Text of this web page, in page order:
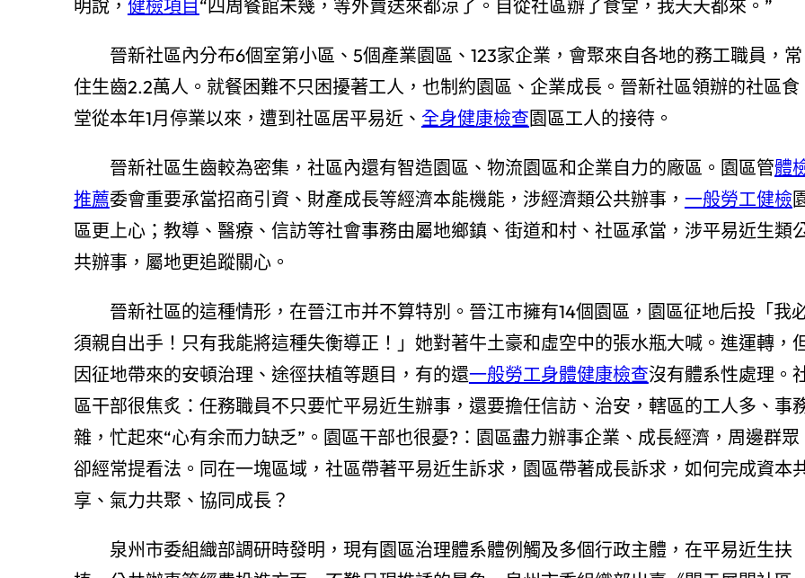
明說， 健檢項目 “四周餐館未幾，等外賣送來都涼了。自從社區辦了食堂，我天天都來。”
晉新社區內分布6個室第小區、5個產業園區、123家企業，會聚來自各地的務工職員，常
住生齒2.2萬人。就餐困難不只困擾著工人，也制約園區、企業成長。晉新社區領辦的社區食
堂從本年1月停業以來，遭到社區居平易近、 全身健康檢查園區工人的接待。
晉新社區生齒較為密集，社區內還有智造園區、物流園區和企業自力的廠區。園區管體
推薦委會重要承當招商引資、財產成長等經濟本能機能，涉經濟類公共辦事， 一般勞工健檢
區更上心；教導、醫療、信訪等社會事務由屬地鄉鎮、街道和村、社區承當，涉平易近生類
共辦事，屬地更追蹤關心。
晉新社區的這種情形，在晉江市并不算特別。晉江市擁有14個園區，園區征地后投「我
須親自出手！只有我能將這種失衡導正！」她對著牛土豪和虛空中的張水瓶大喊。進運轉，
因征地帶來的安頓治理、途徑扶植等題目，有的還一般勞工身體健康檢查沒有體系性處理。
區干部很焦炙：任務職員不只要忙平易近生辦事，還要擔任信訪、治安，轄區的工人多、事
雜，忙起來“心有余而力缺乏”。園區干部也很憂?：園區盡力辦事企業、成長經濟，周邊群眾
卻經常提看法。同在一塊區域，社區帶著平易近生訴求，園區帶著成長訴求，如何完成資本
享、氣力共聚、協同成長？
泉州市委組織部調研時發明，現有園區治理體系體例觸及多個行政主體，在平易近生扶